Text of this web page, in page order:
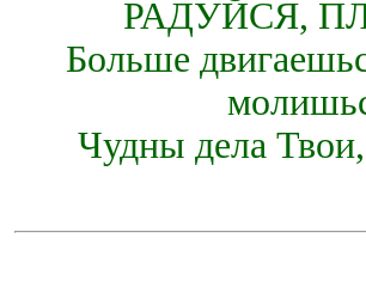
РАДУЙСЯ,
Больше
Чудны дела